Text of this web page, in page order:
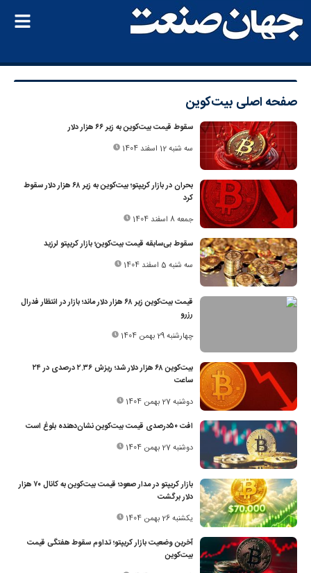
صفحه اصلی بیت‌کوین
سقوط قیمت بیت‌کوین به زیر ۶۶ هزار دلار
سه شنبه 12 اسفند 1404
بحران در بازار کریپتو؛ بیت‌کوین به زیر ۶۸ هزار دلار سقوط
کرد
جمعه 8 اسفند 1404
سقوط بی‌سابقه قیمت بیت‌کوین؛ بازار کریپتو لرزید
سه شنبه 5 اسفند 1404
قیمت بیت‌کوین زیر ۶۸ هزار دلار ماند؛ بازار در انتظار فدرال
رزرو
چهارشنبه 29 بهمن 1404
بیت‌کوین ۶۸ هزار دلار شد؛ ریزش ۲.۳۶ درصدی در ۲۴
ساعت
دوشنبه 27 بهمن 1404
افت ۵۰‌درصدی قیمت بیت‌کوین نشان‌دهنده بلوغ است
دوشنبه 27 بهمن 1404
بازار کریپتو در مدار صعود؛ قیمت بیت‌کوین به کانال ۷۰ هزار
دلار برگشت
یکشنبه 26 بهمن 1404
آخرین وضعیت بازار کریپتو؛ تداوم سقوط هفتگی قیمت
بیت‌کوین